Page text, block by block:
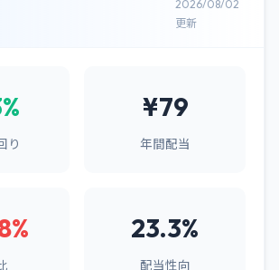
2026/08/02
更新
り
¥79
年間配当
23.3%
配当性向